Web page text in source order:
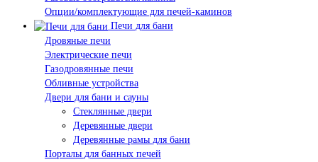
Опции/комплектующие для печей-каминов
Печи для бани
Дровяные печи
Электрические печи
Газодровянные печи
Обливные устройства
Двери для бани и сауны
Стеклянные двери
Деревянные двери
Деревянные рамы для бани
Порталы для банных печей